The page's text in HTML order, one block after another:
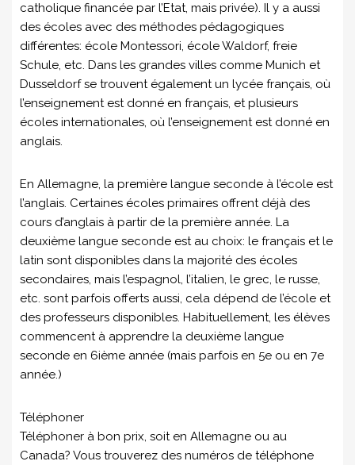
catholique financée par l’Etat, mais privée). Il y a aussi
des écoles avec des méthodes pédagogiques
différentes: école Montessori, école Waldorf, freie
Schule, etc. Dans les grandes villes comme Munich et
Dusseldorf se trouvent également un lycée français, où
l’enseignement est donné en français, et plusieurs
écoles internationales, où l’enseignement est donné en
anglais.
En Allemagne, la première langue seconde à l’école est
l’anglais. Certaines écoles primaires offrent déjà des
cours d’anglais à partir de la première année. La
deuxième langue seconde est au choix: le français et le
latin sont disponibles dans la majorité des écoles
secondaires, mais l’espagnol, l’italien, le grec, le russe,
etc. sont parfois offerts aussi, cela dépend de l’école et
des professeurs disponibles. Habituellement, les élèves
commencent à apprendre la deuxième langue
seconde en 6ième année (mais parfois en 5e ou en 7e
année.)
Téléphoner
Téléphoner à bon prix, soit en Allemagne ou au
Canada? Vous trouverez des numéros de téléphone